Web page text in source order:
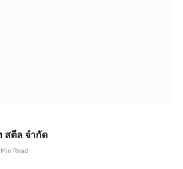
สตีล จำกัด
Read